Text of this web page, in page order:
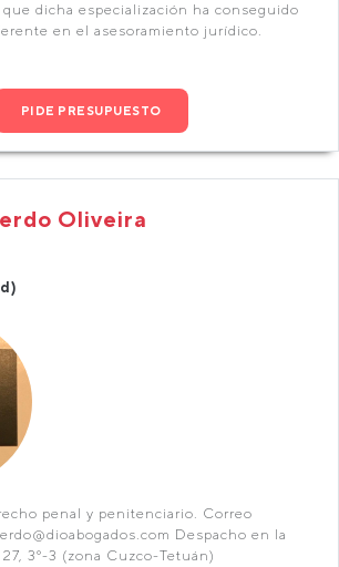
dicha especialización ha conseguido
en el asesoramiento jurídico.
PIDE PRESUPUESTO
Oliveira
penal y penitenciario. Correo
Despacho en la
3º-3 (zona Cuzco-Tetuán)